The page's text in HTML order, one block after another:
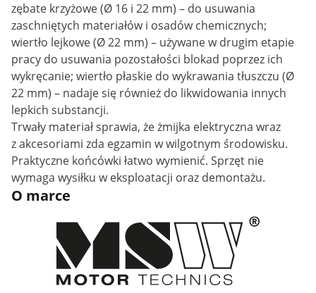
zębate krzyżowe (Ø 16 i 22 mm) – do usuwania
zaschniętych materiałów i osadów chemicznych;
wiertło lejkowe (Ø 22 mm) – używane w drugim etapie
pracy do usuwania pozostałości blokad poprzez ich
wykręcanie; wiertło płaskie do wykrawania tłuszczu (Ø
22 mm) – nadaje się również do likwidowania innych
lepkich substancji.
Trwały materiał sprawia, że żmijka elektryczna wraz
z akcesoriami zda egzamin w wilgotnym środowisku.
Praktyczne końcówki łatwo wymienić. Sprzęt nie
wymaga wysiłku w eksploatacji oraz demontażu.
O marce